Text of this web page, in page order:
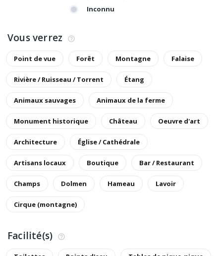
Inconnu
Vous verrez
Point de vue Forêt Montagne Falaise
Rivière / Ruisseau / Torrent Étang
Animaux sauvages Animaux de la ferme
Monument historique Château Oeuvre d'art
Architecture Église / Cathédrale
Artisans locaux Boutique Bar / Restaurant
Champs Dolmen Hameau Lavoir
Cirque (montagne)
Facilité(s)